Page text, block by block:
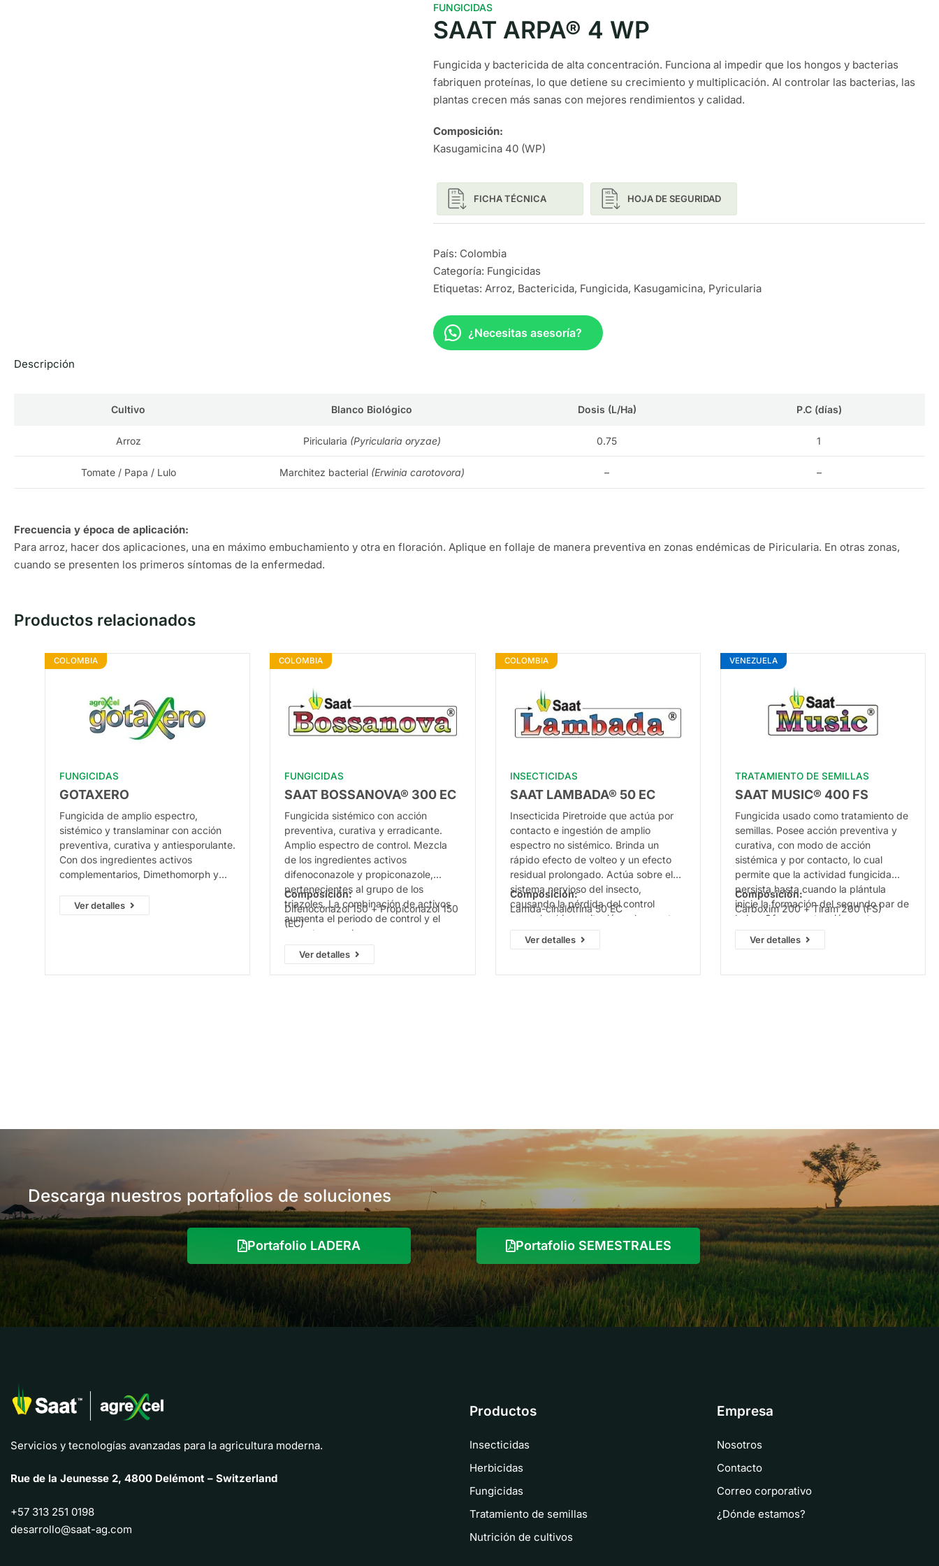
FUNGICIDAS
SAAT ARPA® 4 WP
Fungicida y bactericida de alta concentración. Funciona al impedir que los hongos y bacterias
fabriquen proteínas, lo que detiene su crecimiento y multiplicación. Al controlar las bacterias, las
plantas crecen más sanas con mejores rendimientos y calidad.
Composición:
Kasugamicina 40 (WP)
FICHA TÉCNICA HOJA DE SEGURIDAD
País: Colombia
Categoría: Fungicidas
Etiquetas: Arroz, Bactericida, Fungicida, Kasugamicina, Pyricularia
¿Necesitas asesoría?
Descripción
Cultivo Blanco Biológico Dosis (L/Ha) P.C (días)
Arroz Piricularia (Pyricularia oryzae) 0.75 1
Tomate / Papa / Lulo Marchitez bacterial (Erwinia carotovora) – –
Frecuencia y época de aplicación:
Para arroz, hacer dos aplicaciones, una en máximo embuchamiento y otra en floración. Aplique en follaje de manera preventiva en zonas endémicas de Piricularia. En otras zonas,
cuando se presenten los primeros síntomas de la enfermedad.
Productos relacionados
COLOMBIA
FUNGICIDAS
GOTAXERO
Fungicida de amplio espectro,
sistémico y translaminar con acción
preventiva, curativa y antiesporulante.
Con dos ingredientes activos
complementarios, Dimethomorph y
espectro de hongos en papa y otros
cultivos.
Ver detalles
COLOMBIA
FUNGICIDAS
SAAT BOSSANOVA® 300 EC
Fungicida sistémico con acción
preventiva, curativa y erradicante.
Amplio espectro de control. Mezcla
de los ingredientes activos
difenoconazole y propiconazole,
pertenecientes al grupo de los
triazoles. La combinación de activos
aumenta el periodo de control y el
espectro para hongos
deuteromycetos, ascomycetos y
basidiomycetos en cultivos de
hortalizas, semestrales y
Composición:
Difenoconazol 150 + Propiconazol 150
(EC)
Ver detalles
COLOMBIA
INSECTICIDAS
SAAT LAMBADA® 50 EC
Insecticida Piretroide que actúa por
contacto e ingestión de amplio
espectro no sistémico. Brinda un
rápido efecto de volteo y un efecto
residual prolongado. Actúa sobre el
sistema nervioso del insecto,
causando la pérdida del control
muscular, hiperexitación, y la muerte
del insecto. Es muy activo a bajas
dosis controlando una amplia gama
lepidopteros, trips, pulguillas,
Composición:
Lamda-cihalotrina 50 EC
Ver detalles
VENEZUELA
TRATAMIENTO DE SEMILLAS
SAAT MUSIC® 400 FS
Fungicida usado como tratamiento de
semillas. Posee acción preventiva y
curativa, con modo de acción
sistémica y por contacto, lo cual
permite que la actividad fungicida
persista hasta cuando la plántula
inicie la formación del segundo par de
hojas.
Ofrece protección contra
agentes causales de pudrición de
plántulasporhongos del suelo
contacto multisitio, actúa en la
Composición:
Carboxim 200 + Tiram 200 (FS)
Ver detalles
Descarga nuestros portafolios de soluciones
Portafolio LADERA Portafolio SEMESTRALES
Servicios y tecnologías avanzadas para la agricultura moderna.
Rue de la Jeunesse 2, 4800 Delémont – Switzerland
+57 313 251 0198
desarrollo@saat-ag.com
Productos
Insecticidas
Herbicidas
Fungicidas
Tratamiento de semillas
Nutrición de cultivos
Empresa
Nosotros
Contacto
Correo corporativo
¿Dónde estamos?